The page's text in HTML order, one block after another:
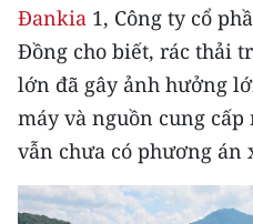
TIN MỚI
TIN ĐỊA PHƯƠNG
Trung du và miền núi
Đồng bằng sông Hồng
Đankia 1, Công ty cổ
Đồng cho biết, rác thải
lớn đã gây ảnh hưởng
máy và nguồn cung
vẫn chưa có phương án